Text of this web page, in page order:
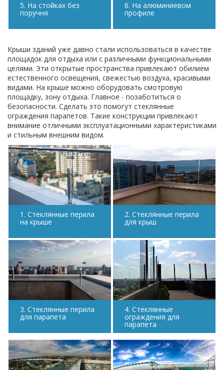
5. На стойках без
поручня
6. На алюминиевом
профиле
Крыши зданий уже давно стали использоваться в качестве
площадок для отдыха или с различными функциональными
целями. Эти открытые пространства привлекают обилием
естественного освещения, свежестью воздуха, красивыми
видами. На крыше можно оборудовать смотровую
площадку, зону отдыха. Главное - позаботиться о
безопасности. Сделать это помогут стеклянные
ограждения парапетов. Такие конструкции привлекают
внимание отличными эксплуатационными характеристиками
и стильным внешним видом.
1. Стеклянные перила
на крыше
2. Стеклянные перила
для крыш
3. Стеклянные перила
для парапета
4. Стеклянные
ограждения для
парапета